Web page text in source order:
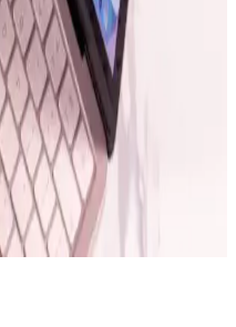
modelleri, gelişmiş yapay
ancak lansman gecikiyor.
bekliyor.
Fiyatlı Dizüstü
ve temel kullanım için güçlü
8 GB RAM ve A18 Pro
uyumu ve kalite